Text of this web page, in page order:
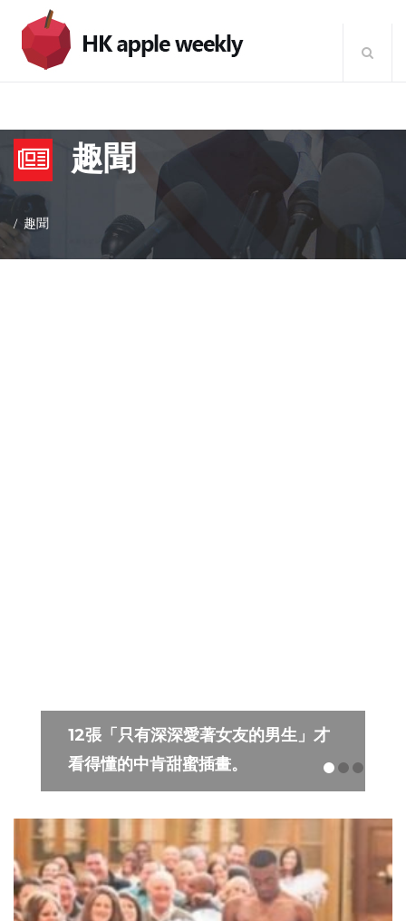
趣聞
趣聞
對設計師腦洞一個大寫的服，這些鞋
太奇葩了！